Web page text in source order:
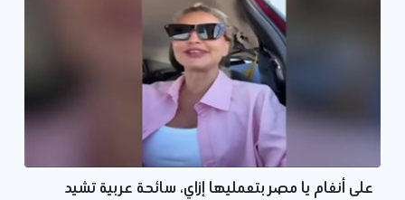
على أنغام يا مصر بتعمليها إزاي، سائحة عربية تشيد